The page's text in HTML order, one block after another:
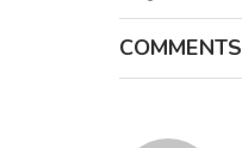
COMMENTS